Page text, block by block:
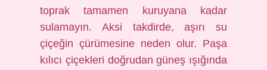
toprak tamamen kuruyana kadar
sulamayın. Aksi takdirde, aşırı su
çiçeğin çürümesine neden olur. Paşa
kılıcı çiçekleri doğrudan güneş ışığında